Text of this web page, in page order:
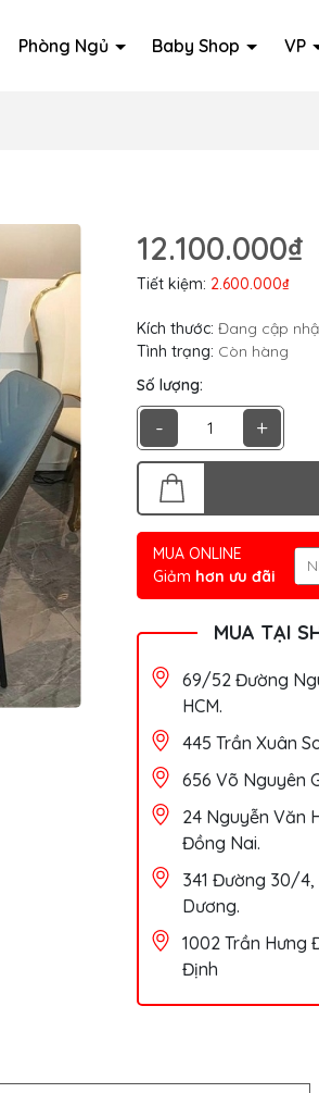
Phòng Ngủ Baby Shop VP
12.100.000₫
Tiết kiệm: 2.600.000₫
Kích thước: Đang cập
Tình trạng: Còn hàng
Số lượng:
- +
MUA ONLINE
Giảm hơn ưu đãi
MUA TẠI
69/52 Đường
HCM.
445 Trần Xuân
656 Võ Nguyên
24 Nguyễn Văn
Đồng Nai.
341 Đường 30/4,
Dương.
1002 Trần Hưng
Định